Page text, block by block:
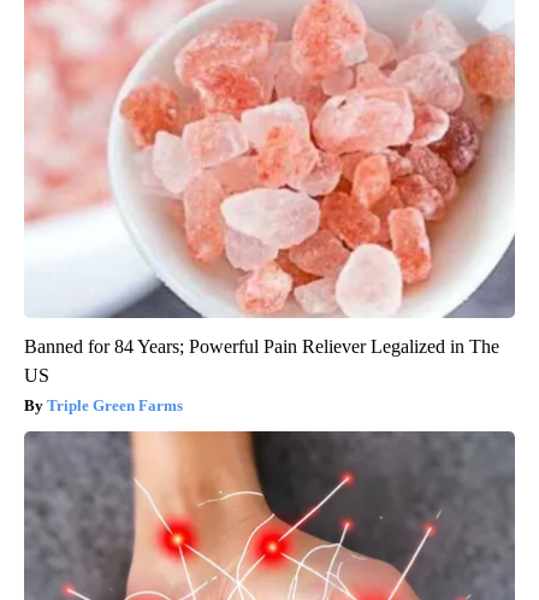
Banned for 84 Years; Powerful Pain Reliever Legalized in The
US
Triple Green Farms